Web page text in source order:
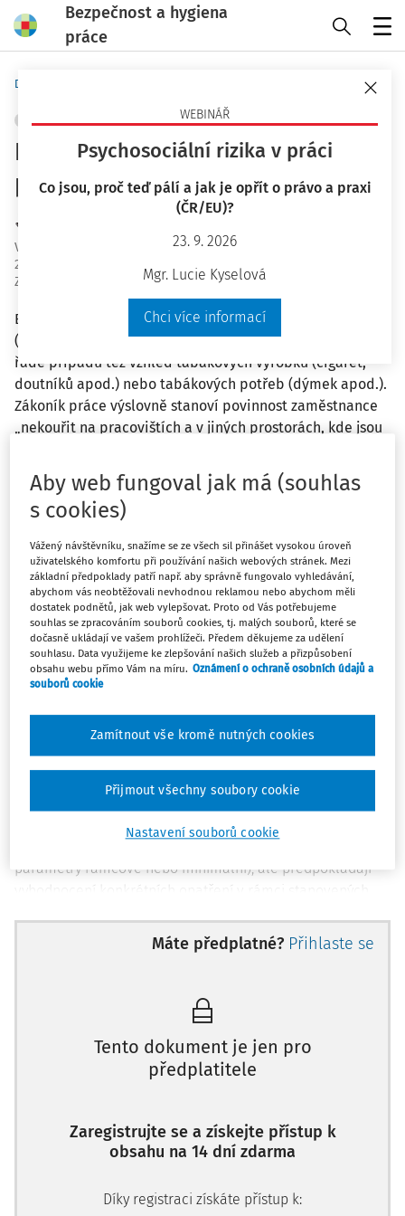
Bezpečnost a hygiena
práce
WEBINÁŘ
Psychosociální rizika v práci
Co jsou, proč teď pálí a jak je opřít o právo a praxi
(ČR/EU)?
23. 9. 2026
Mgr. Lucie Kyselová
Chci více informací
Domů
PRACOVNÍ PRÁVO OCHRANA ZDRAVÍ + PŘIDAT VLASTNÍ
Elektronická cigareta na
pracovišti
Vydáno
23 minut čtení
Zdroj
Bezpečnost a hygiena práce 4/2023
Elektronické cigarety jsou elektronické systémy
(elektronické inhalátory), které napodobují funkci a v
řadě případů též vzhled tabákových výrobků (cigaret,
doutníků apod.) nebo tabákových potřeb (dýmek apod.).
Zákoník práce výslovně stanoví povinnost zaměstnance
„nekouřit na pracovištích a v jiných prostorách, kde jsou
tento zákaz i na elektronické cigarety? Odpověď na tuto
otázku bude předmětem následujících řádků.
Právní východiska
Je známo, žezákoník práceukládá zaměstnavatelům
všeobecnou povinnost zajišťovat BOZP, akcentuje přitom
odpovědnost zaměstnavatele za bezpečné a zdraví
neohrožující podmínky výkonu práce a stanovuje, kdo
konkrétně tuto povinnost musí plnit především svými
vedoucími zaměstnanci na všech stupních řízení (v
řízení). Pro zajištění BOZP u zaměstnavatele je významné
nejen znění právních a ostatních předpisů k zajištění BOZP,
management BOZP. Tomu odpovídají znění jednotlivých
právních předpisů upravujících BOZP – ty většinou
nestanoví konkrétní požadavky (omezují se spíše na
parametry rámcové nebo minimální), ale předpokládají
vyhodnocení konkrétních opatření v rámci stanovených
systém zajištění BOZP (zajištění BOZP u zaměstnavatele
musí být především jeho zájmem).
mimo jiné ukládá
zaměstnavateli povinnost zajišťovat bezpečnost všech
fyzických osob, které se s jeho vědomím zdržují na jeho
pracovištích (na pracovištích zaměstnavatele se mohou
zdržovat s jeho vědomím další fyzické osoby, jako např.
nebo zaměstnanci kontrolních orgánů).
primární povinnost zaměstnance z hlediska BOZP stanoví
„nepožívat alkoholické nápoje a nezneužívat jiné
Máte předplatné? Přihlaste se
Tento dokument je jen pro
předplatitele
Zaregistrujte se a získejte přístup k
obsahu na 14 dní zdarma
Díky registraci získáte přístup k:
Aby web fungoval jak má (souhlas
s cookies)
Vážený návštěvníku, snažíme se ze všech sil přinášet vysokou úroveň
uživatelského komfortu při používání našich webových stránek. Mezi
základní předpoklady patří např. aby správně fungovalo vyhledávání,
abychom vás neobtěžovali nevhodnou reklamou nebo abychom měli
dostatek podnětů, jak web vylepšovat. Proto od Vás potřebujeme
souhlas se zpracováním souborů cookies, tj. malých souborů, které se
dočasně ukládají ve vašem prohlížeči. Předem děkujeme za udělení
souhlasu. Data využijeme ke zlepšování našich služeb a přizpůsobení
obsahu webu přímo Vám na míru. Oznámení o ochraně osobních údajů a
souborů cookie
Nastavení souborů cookie
Zamítnout vše kromě nutných cookies
Přijmout všechny soubory cookie